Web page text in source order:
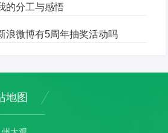
的分工与感悟
浪微博有5周年抽奖活动吗
地图